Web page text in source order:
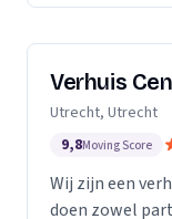
Verhuis
Utrecht, Utrecht
9,8Moving Score
Wij zijn een
doen zowel